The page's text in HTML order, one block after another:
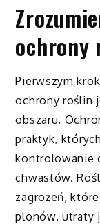
ochrony
Pierwszym
ochrony roślin
obszaru.
praktyk,
kontrolowanie
chwastów.
zagrożeń,
plonów, utraty